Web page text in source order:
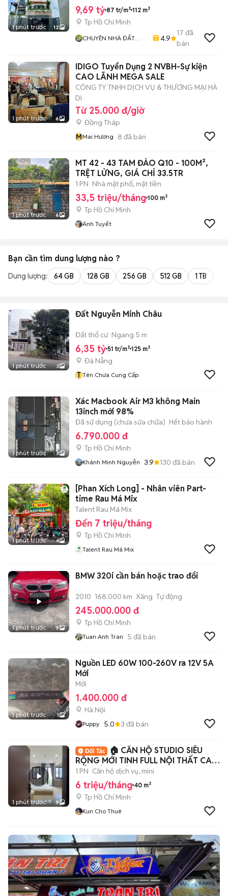
1 phút trước 12
9,69 tỷ 87 tr/m² 112 m²
Tp Hồ Chí Minh
CHUYÊN NHÀ ĐẤT
4.9
17 đã
bán
1 phút trước 6
IDIGO Tuyển Dụng 2 NVBH-Sự kiện
CAO LÃNH MEGA SALE
CÔNG TY TNHH DỊCH VỤ & THƯƠNG MẠI HÀ
DI
Từ 25.000 đ/giờ
Đồng Tháp
MMai Hương 8 đã bán
1 phút trước 6
MT 42 - 43 TAM ĐẢO Q10 - 100M²,
TRỆT LỬNG, GIÁ CHỈ 33.5TR
1 PN Nhà mặt phố, mặt tiền
33,5 triệu/tháng 100 m²
Tp Hồ Chí Minh
Ánh Tuyết
Bạn cần tìm dung lượng nào ?
Dung lượng: 64 GB 128 GB 256 GB 512 GB 1 TB
1 phút trước 3
Đất Nguyễn Minh Châu
Đất thổ cư Ngang 5 m
6,35 tỷ 51 tr/m² 125 m²
Đà Nẵng
T Tên Chưa Cung Cấp
1 phút trước 3
Xác Macbook Air M3 không Main
13inch mới 98%
Đã sử dụng (chưa sửa chữa) Hết bảo hành
6.790.000 đ
Tp Hồ Chí Minh
Khánh Minh Nguyễn 3.9 130 đã bán
1 phút trước 4
[Phan Xích Long] - Nhân viên Part-
time Rau Má Mix
Talent Rau Má Mix
Đến 7 triệu/tháng
Tp Hồ Chí Minh
Talent Rau Má Mix
1 phút trước 9
BMW 320i cần bán hoặc trao đổi
2010 168.000 km Xăng Tự động
245.000.000 đ
Tp Hồ Chí Minh
Tuan Anh Tran 5 đã bán
1 phút trước 1
Nguồn LED 60W 100-260V ra 12V 5A
Mới
Mới
1.400.000 đ
Hà Nội
Puppy 5.0 3 đã bán
1 phút trước 9
🏠 CĂN HỘ STUDIO SIÊU
RỘNG MỚI TINH FULL NỘI THẤT CAO
CẤP TÂN PHÚ
1 PN Căn hộ dịch vụ, mini
6 triệu/tháng 40 m²
Tp Hồ Chí Minh
Kun Cho Thuê